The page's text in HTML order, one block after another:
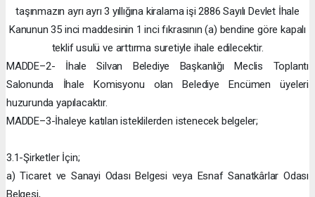
taşınmazın ayrı ayrı 3 yıllığına kiralama işi 2886 Sayılı Devlet İhale
Kanunun 35 inci maddesinin 1 inci fıkrasının (a) bendine göre kapalı
teklif usulü ve arttırma suretiyle ihale edilecektir.
MADDE–2- İhale Silvan Belediye Başkanlığı Meclis Toplantı
Salonunda İhale Komisyonu olan Belediye Encümen üyeleri
huzurunda yapılacaktır.
MADDE–3-İhaleye katılan isteklilerden istenecek belgeler;
3.1-Şirketler İçin;
a) Ticaret ve Sanayi Odası Belgesi veya Esnaf Sanatkârlar Odası
Belgesi,